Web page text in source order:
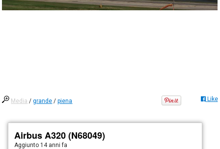
Media /grande /piena Like
Airbus A320 (N68049)
Aggiunto 14 anni fa